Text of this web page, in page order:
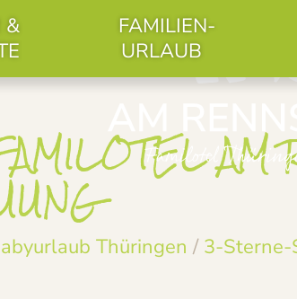
&
FAMILIEN-
URLAUB
AM
Thüringen / 3-